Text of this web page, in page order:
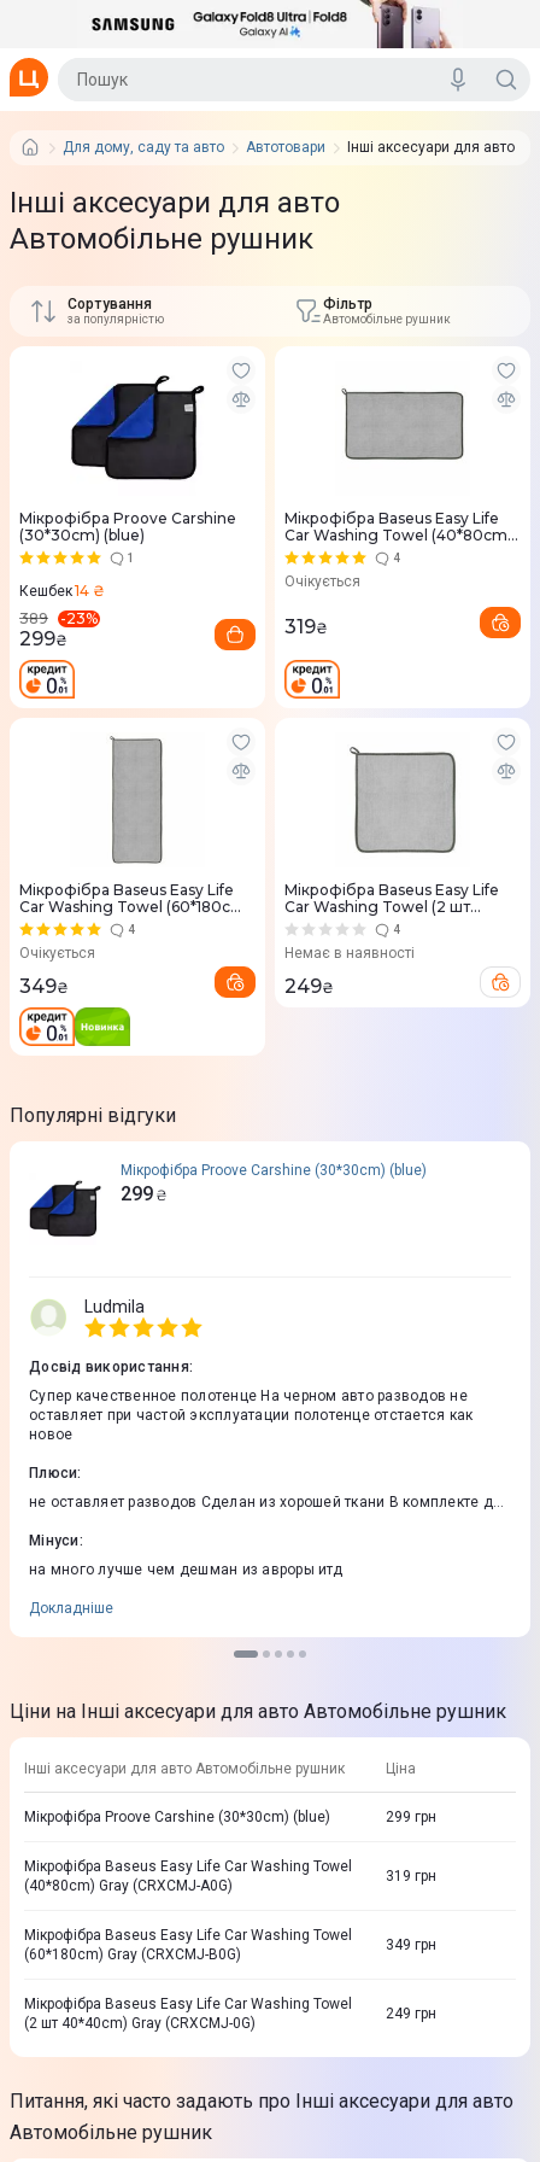
Для дому, саду та авто Автотовари Інші аксесуари для авто
Інші аксесуари для авто
Автомобільне рушник
Сортування
за популярністю
Фільтр
Автомобільне рушник
Мікрофiбра Proove Carshine
(30*30cm) (blue)
1
Кешбек14 ₴
389
-23%
299₴
Мікрофібра Baseus Easy Life
Car Washing Towel (40*80cm)
Gray (CRXCMJ-A0G)
4
Очікується
319₴
Мікрофібра Baseus Easy Life
Car Washing Towel (60*180cm)
Gray (CRXCMJ-B0G)
4
Очікується
349₴
Мікрофібра Baseus Easy Life
Car Washing Towel (2 шт
40*40cm) Gray (CRXCMJ-0G)
4
Немає в наявності
249₴
Популярні відгуки
Мікрофiбра Proove Carshine (30*30cm) (blue)
299 ₴
Ludmila
Досвід використання:
Супер качественное полотенце На черном авто разводов не
оставляет при частой эксплуатации полотенце отстается как
новое
Плюси:
не оставляет разводов Сделан из хорошей ткани В комплекте два
Мінуси:
на много лучше чем дешман из авроры итд
Докладніше
Ціни на Інші аксесуари для авто Автомобільне рушник
Інші аксесуари для авто Автомобільне рушник Ціна
Мікрофiбра Proove Carshine (30*30cm) (blue) 299 грн
Мікрофібра Baseus Easy Life Car Washing Towel
(40*80cm) Gray (CRXCMJ-A0G)
319 грн
Мікрофібра Baseus Easy Life Car Washing Towel
(60*180cm) Gray (CRXCMJ-B0G)
349 грн
Мікрофібра Baseus Easy Life Car Washing Towel
(2 шт 40*40cm) Gray (CRXCMJ-0G)
249 грн
Питання, які часто задають про Інші аксесуари для авто
Автомобільне рушник